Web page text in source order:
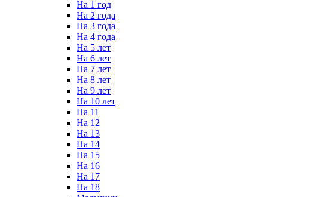
На 1 год
На 2 года
На 3 года
На 4 года
На 5 лет
На 6 лет
На 7 лет
На 8 лет
На 9 лет
На 10 лет
На 11
На 12
На 13
На 14
На 15
На 16
На 17
На 18